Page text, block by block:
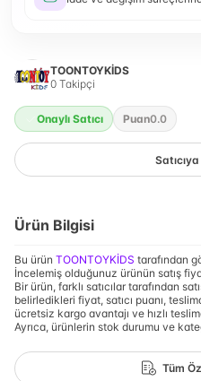
TOONTOYKİDS
0 Takipçi
Onaylı Satıcı Puan0.0
Ürün Bilgisi
Bu ürün TOONTOYKİDS tarafından
İncelemiş olduğunuz ürünün satış
Bir ürün, farklı satıcılar tarafından
belirledikleri fiyat, satıcı puanı,
ücretsiz kargo avantajı ve hızlı
Ayrıca, ürünlerin stok durumu ve
Tüm